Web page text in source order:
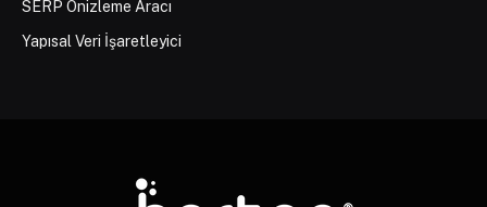
SERP Önizleme Aracı
Yapısal Veri İşaretleyici